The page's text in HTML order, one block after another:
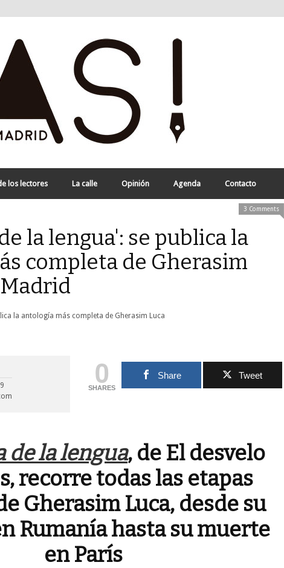
los lectores La calle Opinión Agenda Contacto
3 Comments
la lengua': se publica la
completa de Gherasim
Madrid
0
SHARES
Share Tweet
de la lengua, de El desvelo
recorre todas las etapas
Gherasim Luca, desde su
Rumanía hasta su muerte
en París